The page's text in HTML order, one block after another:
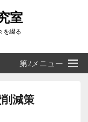
室
を綴る
第2メニュー
減策